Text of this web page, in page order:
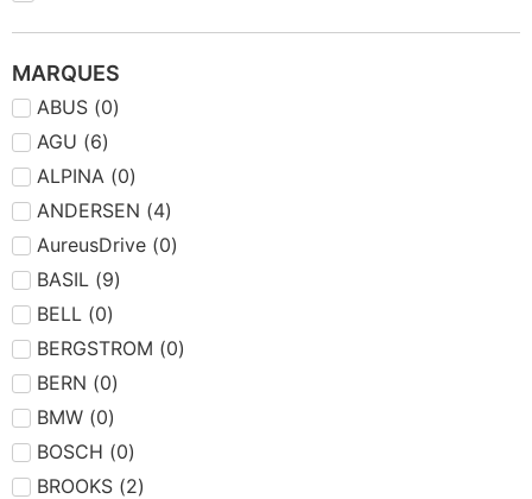
MARQUES
ABUS (0)
AGU (6)
ALPINA (0)
ANDERSEN (4)
AureusDrive (0)
BASIL (9)
BELL (0)
BERGSTROM (0)
BERN (0)
BMW (0)
BOSCH (0)
BROOKS (2)